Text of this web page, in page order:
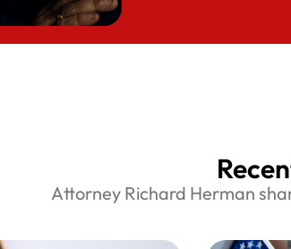
Attorney Richard Herman